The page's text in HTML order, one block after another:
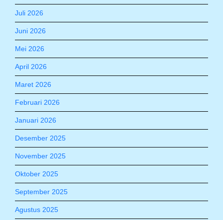
Juli 2026
Juni 2026
Mei 2026
April 2026
Maret 2026
Februari 2026
Januari 2026
Desember 2025
November 2025
Oktober 2025
September 2025
Agustus 2025